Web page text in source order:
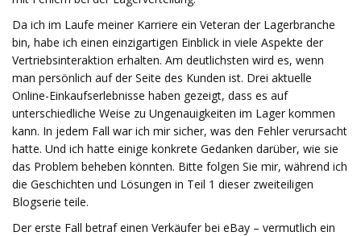
Da ich im Laufe meiner Karriere ein Veteran der Lagerbranche
bin, habe ich einen einzigartigen Einblick in viele Aspekte der
Vertriebsinteraktion erhalten. Am deutlichsten wird es, wenn
man persönlich auf der Seite des Kunden ist. Drei aktuelle
Online-Einkaufserlebnisse haben gezeigt, dass es auf
unterschiedliche Weise zu Ungenauigkeiten im Lager kommen
kann. In jedem Fall war ich mir sicher, was den Fehler verursacht
hatte. Und ich hatte einige konkrete Gedanken darüber, wie sie
das Problem beheben könnten. Bitte folgen Sie mir, während ich
die Geschichten und Lösungen in Teil 1 dieser zweiteiligen
Blogserie teile.
Der erste Fall betraf einen Verkäufer bei eBay – vermutlich ein